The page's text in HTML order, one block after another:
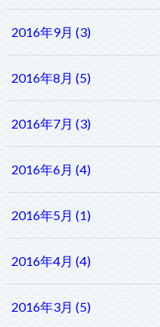
2016年9月 (3)
2016年8月 (5)
2016年7月 (3)
2016年6月 (4)
2016年5月 (1)
2016年4月 (4)
2016年3月 (5)